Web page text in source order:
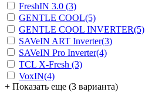
FreshIN 3.0 (3)
GENTLE COOL(5)
GENTLE COOL INVERTER(5)
SAVeIN ART Inverter(3)
SAVeIN Pro Inverter(4)
TCL X-Fresh (3)
VoxIN(4)
+ Показать еще (3 варианта)